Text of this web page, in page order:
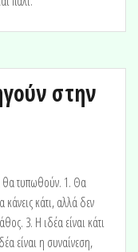
στην
θα τυπωθούν. 1. Θα
κάτι, αλλά δεν
3. Η ιδέα είναι κάτι
είναι η συναίνεση,